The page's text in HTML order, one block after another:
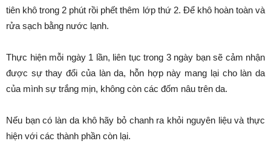
tiên khô trong 2 phút rồi phết thêm lớp thứ 2. Để khô hoàn toàn và
rửa sạch bằng nước lạnh.
Thực hiện mỗi ngày 1 lần, liên tục trong 3 ngày bạn sẽ cảm nhận
được sự thay đổi của làn da, hỗn hợp này mang lại cho làn da
của mình sự trắng mịn, không còn các đốm nâu trên da.
Nếu bạn có làn da khô hãy bỏ chanh ra khỏi nguyên liệu và thực
hiện với các thành phần còn lại.